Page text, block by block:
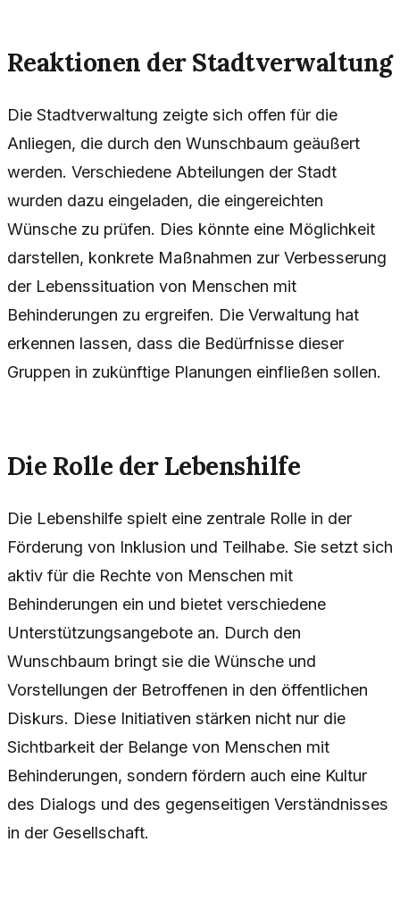
Reaktionen der Stadtverwaltung
Die Stadtverwaltung zeigte sich offen für die
Anliegen, die durch den Wunschbaum geäußert
werden. Verschiedene Abteilungen der Stadt
wurden dazu eingeladen, die eingereichten
Wünsche zu prüfen. Dies könnte eine Möglichkeit
darstellen, konkrete Maßnahmen zur Verbesserung
der Lebenssituation von Menschen mit
Behinderungen zu ergreifen. Die Verwaltung hat
erkennen lassen, dass die Bedürfnisse dieser
Gruppen in zukünftige Planungen einfließen sollen.
Die Rolle der Lebenshilfe
Die Lebenshilfe spielt eine zentrale Rolle in der
Förderung von Inklusion und Teilhabe. Sie setzt sich
aktiv für die Rechte von Menschen mit
Behinderungen ein und bietet verschiedene
Unterstützungsangebote an. Durch den
Wunschbaum bringt sie die Wünsche und
Vorstellungen der Betroffenen in den öffentlichen
Diskurs. Diese Initiativen stärken nicht nur die
Sichtbarkeit der Belange von Menschen mit
Behinderungen, sondern fördern auch eine Kultur
des Dialogs und des gegenseitigen Verständnisses
in der Gesellschaft.